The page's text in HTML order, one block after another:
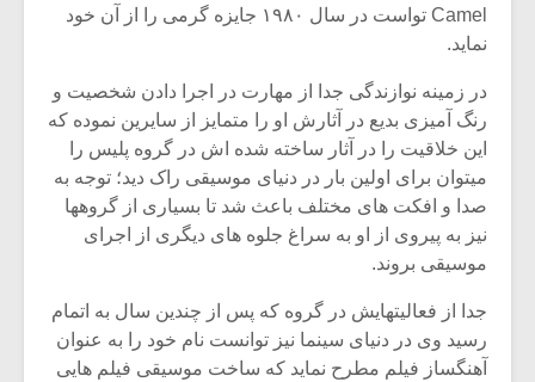
Camel تواست در سال ۱۹۸۰ جایزه گرمی را از آن خود
نماید.
در زمینه نوازندگی جدا از مهارت در اجرا دادن شخصیت و
رنگ آمیزی بدیع در آثارش او را متمایز از سایرین نموده که
این خلاقیت را در آثار ساخته شده اش در گروه پلیس را
میتوان برای اولین بار در دنیای موسیقی راک دید؛ توجه به
صدا و افکت های مختلف باعث شد تا بسیاری از گروهها
نیز به پیروی از او به سراغ جلوه های دیگری از اجرای
موسیقی بروند.
جدا از فعالیتهایش در گروه که پس از چندین سال به اتمام
رسید وی در دنیای سینما نیز توانست نام خود را به عنوان
آهنگساز فیلم مطرح نماید که ساخت موسیقی فیلم هایی